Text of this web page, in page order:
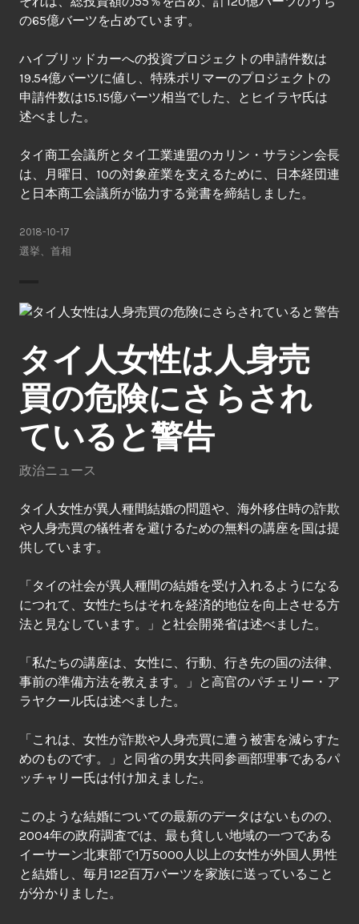
の65億バーツを占めています。
ハイブリッドカーへの投資プロジェクトの申請件数は
19.54億バーツに値し、特殊ポリマーのプロジェクトの
申請件数は15.15億バーツ相当でした、とヒイラヤ氏は
述べました。
タイ商工会議所とタイ工業連盟のカリン・サラシン会長
は、月曜日、10の対象産業を支えるために、日本経団連
と日本商工会議所が協力する覚書を締結しました。
2018-10-17
選挙
首相
タイ人女性は人身売
買の危険にさらされ
ていると警告
政治ニュース
タイ人女性が異人種間結婚の問題や、海外移住時の詐欺
や人身売買の犠牲者を避けるための無料の講座を国は提
供しています。
「タイの社会が異人種間の結婚を受け入れるようになる
につれて、女性たちはそれを経済的地位を向上させる方
法と見なしています。」と社会開発省は述べました。
「私たちの講座は、女性に、行動、行き先の国の法律、
事前の準備方法を教えます。」と高官のパチェリー・ア
ラヤクール氏は述べました。
「これは、女性が詐欺や人身売買に遭う被害を減らすた
めのものです。」と同省の男女共同参画部理事であるパ
ッチャリー氏は付け加えました。
このような結婚についての最新のデータはないものの、
2004年の政府調査では、最も貧しい地域の一つである
イーサーン北東部で1万5000人以上の女性が外国人男性
と結婚し、毎月122百万バーツを家族に送っていること
が分かりました。